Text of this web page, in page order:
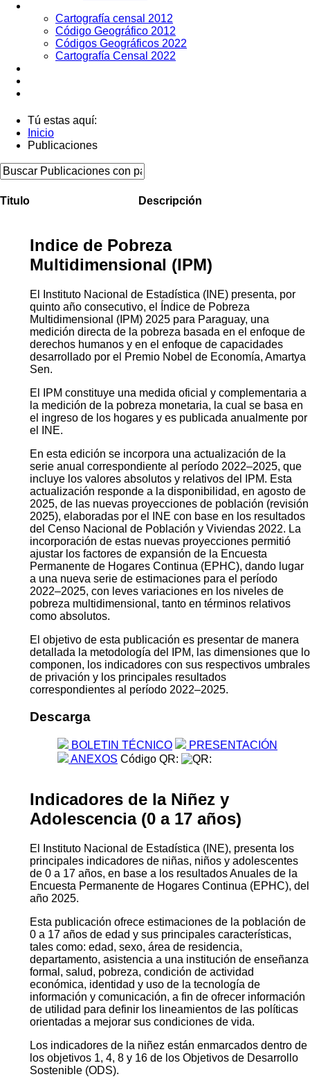
Cartografía censal 2012
Código Geográfico 2012
Códigos Geográficos 2022
Cartografía Censal 2022
Tú estas aquí:
Inicio
Publicaciones
Titulo Descripción
Indice de Pobreza
Multidimensional (IPM)
El Instituto Nacional de Estadística (INE) presenta, por
quinto año consecutivo, el Índice de Pobreza
Multidimensional (IPM) 2025 para Paraguay, una
medición directa de la pobreza basada en el enfoque de
derechos humanos y en el enfoque de capacidades
desarrollado por el Premio Nobel de Economía, Amartya
Sen.
El IPM constituye una medida oficial y complementaria a
la medición de la pobreza monetaria, la cual se basa en
el ingreso de los hogares y es publicada anualmente por
el INE.
En esta edición se incorpora una actualización de la
serie anual correspondiente al período 2022–2025, que
incluye los valores absolutos y relativos del IPM. Esta
actualización responde a la disponibilidad, en agosto de
2025, de las nuevas proyecciones de población (revisión
2025), elaboradas por el INE con base en los resultados
del Censo Nacional de Población y Viviendas 2022. La
incorporación de estas nuevas proyecciones permitió
ajustar los factores de expansión de la Encuesta
Permanente de Hogares Continua (EPHC), dando lugar
a una nueva serie de estimaciones para el período
2022–2025, con leves variaciones en los niveles de
pobreza multidimensional, tanto en términos relativos
como absolutos.
El objetivo de esta publicación es presentar de manera
detallada la metodología del IPM, las dimensiones que lo
componen, los indicadores con sus respectivos umbrales
de privación y los principales resultados
correspondientes al período 2022–2025.
Descarga
BOLETIN TÉCNICO
PRESENTACIÓN
ANEXOS Código QR:
Indicadores de la Niñez y
Adolescencia (0 a 17 años)
El Instituto Nacional de Estadística (INE), presenta los
principales indicadores de niñas, niños y adolescentes
de 0 a 17 años, en base a los resultados Anuales de la
Encuesta Permanente de Hogares Continua (EPHC), del
año 2025.
Esta publicación ofrece estimaciones de la población de
0 a 17 años de edad y sus principales características,
tales como: edad, sexo, área de residencia,
departamento, asistencia a una institución de enseñanza
formal, salud, pobreza, condición de actividad
económica, identidad y uso de la tecnología de
información y comunicación, a fin de ofrecer información
de utilidad para definir los lineamientos de las políticas
orientadas a mejorar sus condiciones de vida.
Los indicadores de la niñez están enmarcados dentro de
los objetivos 1, 4, 8 y 16 de los Objetivos de Desarrollo
Sostenible (ODS).